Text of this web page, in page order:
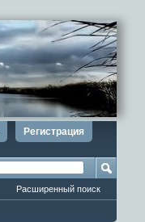
Регистрация
Расширенный поиск